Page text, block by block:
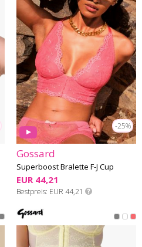
-25%
Gossard
Superboost Bralette F-J Cup
EUR 44,21
Bestpreis EUR 44,21